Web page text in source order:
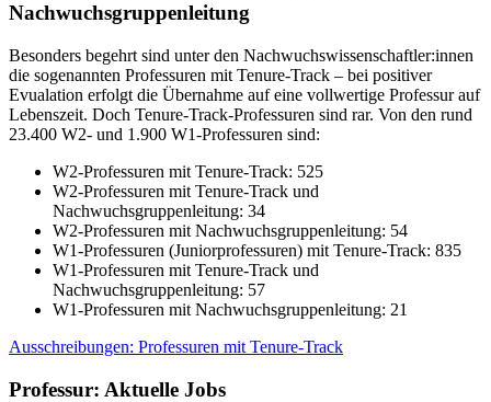
Nachwuchsgruppenleitung
Besonders begehrt sind unter den Nachwuchswissenschaftler:innen
die sogenannten Professuren mit Tenure-Track – bei positiver
Evualation erfolgt die Übernahme auf eine vollwertige Professur auf
Lebenszeit. Doch Tenure-Track-Professuren sind rar. Von den rund
23.400 W2- und 1.900 W1-Professuren sind:
W2-Professuren mit Tenure-Track: 525
W2-Professuren mit Tenure-Track und
Nachwuchsgruppenleitung: 34
W2-Professuren mit Nachwuchsgruppenleitung: 54
W1-Professuren (Juniorprofessuren) mit Tenure-Track: 835
W1-Professuren mit Tenure-Track und
Nachwuchsgruppenleitung: 57
W1-Professuren mit Nachwuchsgruppenleitung: 21
Ausschreibungen: Professuren mit Tenure-Track
Professur: Aktuelle Jobs